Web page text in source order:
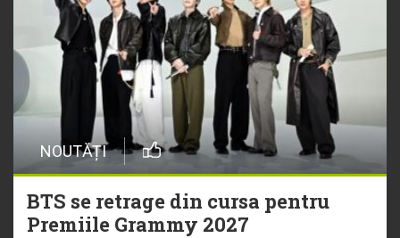
NOUTĂȚI
BTS se retrage din cursa pentru
Premiile Grammy 2027